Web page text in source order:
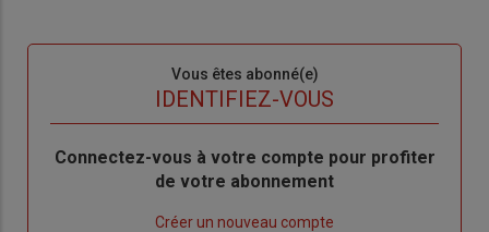
Vous êtes abonné(e)
IDENTIFIEZ-VOUS
Body
Connectez-vous à votre compte pour profiter
de votre abonnement
Créer un nouveau compte